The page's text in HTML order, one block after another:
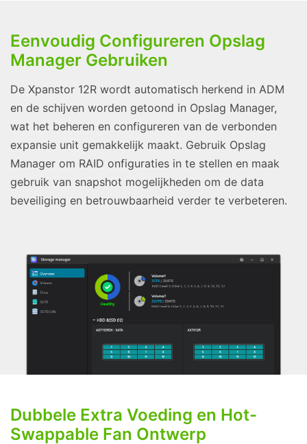
Eenvoudig Configureren Opslag
Manager Gebruiken
De Xpanstor 12R wordt automatisch herkend in ADM
en de schijven worden getoond in Opslag Manager,
wat het beheren en configureren van de verbonden
expansie unit gemakkelijk maakt. Gebruik Opslag
Manager om RAID onfiguraties in te stellen en maak
gebruik van snapshot mogelijkheden om de data
beveiliging en betrouwbaarheid verder te verbeteren.
Dubbele Extra Voeding en Hot-
Swappable Fan Ontwerp